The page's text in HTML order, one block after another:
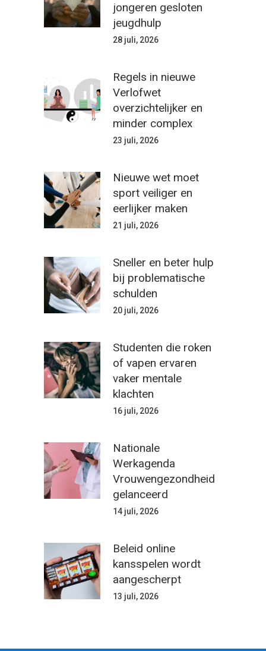
jongeren gesloten
jeugdhulp
28 juli, 2026
Regels in nieuwe
Verlofwet
overzichtelijker en
minder complex
23 juli, 2026
Nieuwe wet moet
sport veiliger en
eerlijker maken
21 juli, 2026
Sneller en beter hulp
bij problematische
schulden
20 juli, 2026
Studenten die roken
of vapen ervaren
vaker mentale
klachten
16 juli, 2026
Nationale
Werkagenda
Vrouwengezondheid
gelanceerd
14 juli, 2026
Beleid online
kansspelen wordt
aangescherpt
13 juli, 2026